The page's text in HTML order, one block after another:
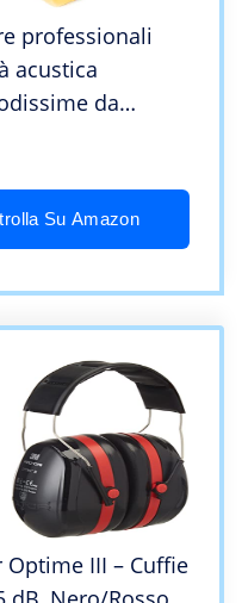
professionali
acustica
da
e agli
Su Amazon
Optime III – Cuffie